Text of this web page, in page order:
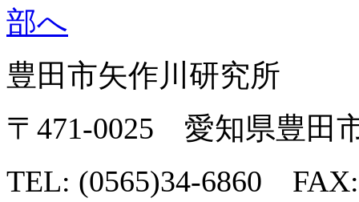
豊田市矢作川研究所
〒471-0025 愛知県豊田
TEL: (0565)34-6860